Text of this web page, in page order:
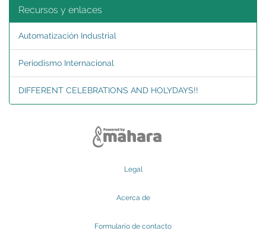
Recursos y enlaces
Automatización Industrial
Periodismo Internacional
DIFFERENT CELEBRATIONS AND HOLYDAYS!!
Legal
Acerca de
Formulario de contacto